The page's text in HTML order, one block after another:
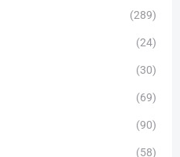
(289)
(24)
(30)
(69)
(90)
(58)